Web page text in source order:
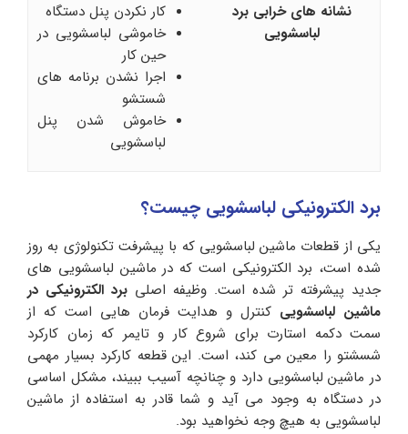
نشانه های خرابی برد
لباسشویی
کار نکردن پنل دستگاه
خاموشی لباسشویی در
حین کار
اجرا نشدن برنامه های
شستشو
خاموش شدن پنل
لباسشویی
برد الکترونیکی لباسشویی چیست؟
یکی از قطعات ماشین لباسشویی که با پیشرفت تکنولوژی به روز
شده است، برد الکترونیکی است که در ماشین لباسشویی های
جدید پیشرفته تر شده است. وظیفه اصلی برد الکترونیکی در
ماشین لباسشویی کنترل و هدایت فرمان هایی است که از
سمت دکمه استارت برای شروع کار و تایمر که زمان کارکرد
شسشتو را معین می کند، است. این قطعه کارکرد بسیار مهمی
در ماشین لباسشویی دارد و چنانچه آسیب ببیند، مشکل اساسی
در دستگاه به وجود می آید و شما قادر به استفاده از ماشین
لباسشویی به هیچ وجه نخواهید بود.